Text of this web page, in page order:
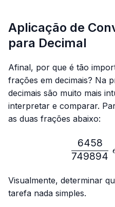
Aplicação de
para Decimal
Afinal, por que é tão
frações em decimais? Na
decimais são muito mais
interpretar e comparar.
as duas frações abaixo:
749894
6458
Visualmente, determinar
tarefa nada simples.